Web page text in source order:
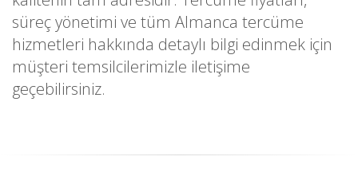
süreç yönetimi ve tüm Almanca tercüme
hizmetleri hakkında detaylı bilgi edinmek için
müşteri temsilcilerimizle iletişime
geçebilirsiniz.